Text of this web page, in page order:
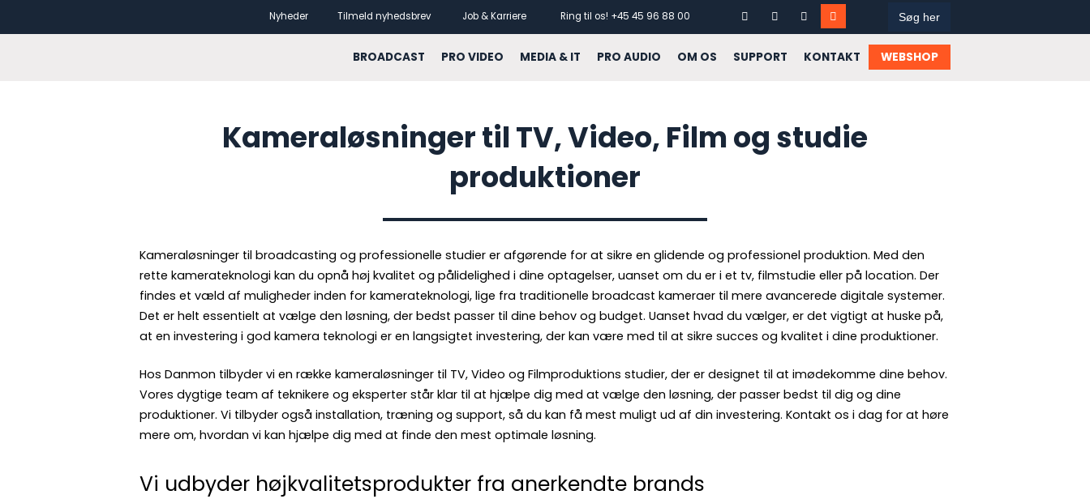
Nyheder Tilmeld nyhedsbrev Job & Karriere Ring til os! +45 45 96 88 00 for:
BROADCAST PRO VIDEO MEDIA & IT PRO AUDIO OM OS SUPPORT KONTAKT WEBSHOP
Kameraløsninger til TV, Video, Film og studie
produktioner
Kameraløsninger til broadcasting og professionelle studier er afgørende for at sikre en glidende og professionel produktion. Med den
rette kamerateknologi kan du opnå høj kvalitet og pålidelighed i dine optagelser, uanset om du er i et tv, filmstudie eller på location. Der
findes et væld af muligheder inden for kamerateknologi, lige fra traditionelle broadcast kameraer til mere avancerede digitale systemer.
Det er helt essentielt at vælge den løsning, der bedst passer til dine behov og budget. Uanset hvad du vælger, er det vigtigt at huske på,
at en investering i god kamera teknologi er en langsigtet investering, der kan være med til at sikre succes og kvalitet i dine produktioner.
Hos Danmon tilbyder vi en række kameraløsninger til TV, Video og Filmproduktions studier, der er designet til at imødekomme dine behov.
Vores dygtige team af teknikere og eksperter står klar til at hjælpe dig med at vælge den løsning, der passer bedst til dig og dine
produktioner. Vi tilbyder også installation, træning og support, så du kan få mest muligt ud af din investering. Kontakt os i dag for at høre
mere om, hvordan vi kan hjælpe dig med at finde den mest optimale løsning.
Vi udbyder højkvalitetsprodukter fra anerkendte brands